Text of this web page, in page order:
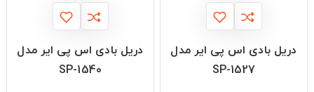
دریل بادی اس پی ایر مدل
SP-1527
دریل بادی اس پی ایر مدل
SP-1540